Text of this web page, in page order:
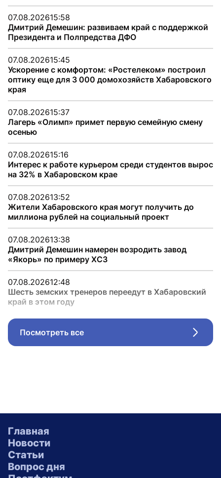
07.08.202615:58
Дмитрий Демешин: развиваем край с поддержкой
Президента и Полпредства ДФО
07.08.202615:45
Ускорение с комфортом: «Ростелеком» построил
оптику еще для 3 000 домохозяйств Хабаровского
края
07.08.202615:37
Лагерь «Олимп» примет первую семейную смену
осенью
07.08.202615:16
Интерес к работе курьером среди студентов вырос
на 32% в Хабаровском крае
07.08.202613:52
Жители Хабаровского края могут получить до
миллиона рублей на социальный проект
07.08.202613:38
Дмитрий Демешин намерен возродить завод
«Якорь» по примеру ХСЗ
07.08.202612:48
Шесть земских тренеров переедут в Хабаровский
край в этом году
Посмотреть все
Главная
Новости
Статьи
Вопрос дня